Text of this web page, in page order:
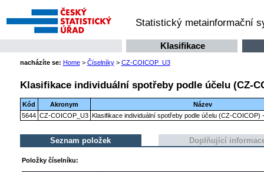
Statistický metainformační
Klasifikace
nacházíte se: Home> Číselníky> CZ-COICOP_U3
Klasifikace individuální spotřeby podle účelu (CZ-
Kód Akronym
Název
5644 CZ-COICOP_U3 Klasifikace individuální spotřeby podle účelu (CZ-COICOP)
Seznam položek Doplňující
Položky číselníku: